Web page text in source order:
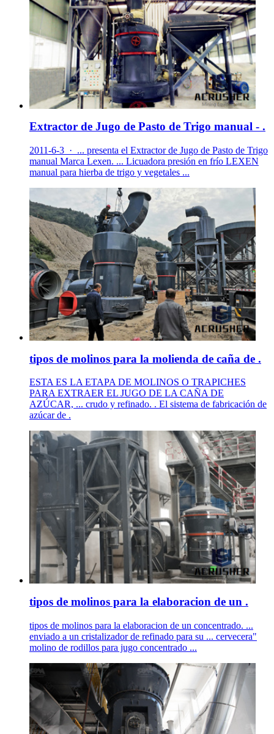
Extractor de Jugo de Pasto de Trigo manual - .
2011-6-3 · ... presenta el Extractor de Jugo de Pasto de Trigo
manual Marca Lexen. ... Licuadora presión en frío LEXEN
manual para hierba de trigo y vegetales ...
tipos de molinos para la molienda de caña de .
ESTA ES LA ETAPA DE MOLINOS O TRAPICHES
PARA EXTRAER EL JUGO DE LA CAÑA DE
AZÚCAR, ... crudo y refinado. . El sistema de fabricación de
azúcar de .
tipos de molinos para la elaboracion de un .
tipos de molinos para la elaboracion de un concentrado. ...
enviado a un cristalizador de refinado para su ... cervecera"
molino de rodillos para jugo concentrado ...